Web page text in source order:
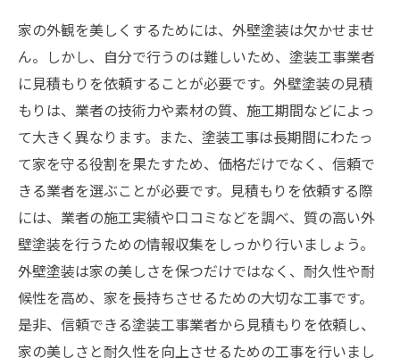
家の外観を美しくするためには、外壁塗装は欠かせませ
ん。しかし、自分で行うのは難しいため、塗装工事業者
に見積もりを依頼することが必要です。外壁塗装の見積
もりは、業者の技術力や素材の質、施工期間などによっ
て大きく異なります。また、塗装工事は長期間にわたっ
て家を守る役割を果たすため、価格だけでなく、信頼で
きる業者を選ぶことが必要です。見積もりを依頼する際
には、業者の施工実績や口コミなどを調べ、質の高い外
壁塗装を行うための情報収集をしっかり行いましょう。
外壁塗装は家の美しさを保つだけではなく、耐久性や耐
候性を高め、家を長持ちさせるための大切な工事です。
是非、信頼できる塗装工事業者から見積もりを依頼し、
家の美しさと耐久性を向上させるための工事を行いまし